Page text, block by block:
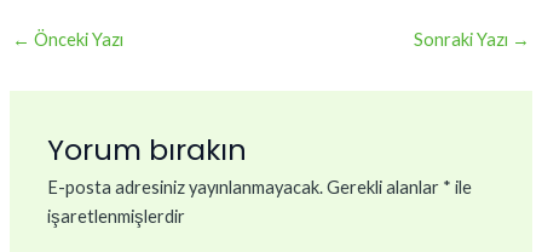
← Önceki Yazı Sonraki Yazı →
Yorum bırakın
E-posta adresiniz yayınlanmayacak.Gerekli alanlar * ile
işaretlenmişlerdir